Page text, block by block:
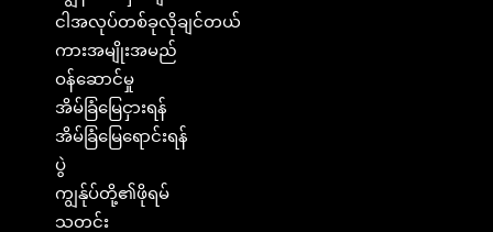
ငါအလုပ်တစ်ခုလိုချင်တယ်
ကားအမျိုးအမည်
ဝန်ဆောင်မှု
အိမ်ခြံမြေငှားရန်
အိမ်ခြံမြေရောင်းရန်
ပွဲ
ကျွန်ုပ်တို့၏ဖိုရမ်
သတင်း